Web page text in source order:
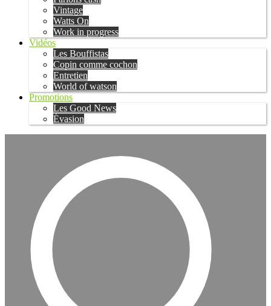
Vintage
Watts On
Work in progress
Vidéos
Les Bouffistas
Copin comme cochon
Entretien
World of watson
Promotions
Les Good News
Évasion